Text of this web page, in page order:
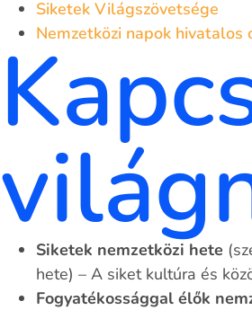
Siketek Világszövetsége
Nemzetközi napok hivatalos
Siketek nemzetközi hete
hete) – A siket kultúra és
Fogyatékossággal élők